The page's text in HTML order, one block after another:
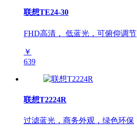
联想TE24-30
FHD高清， 低蓝光，可俯仰调节
￥
639
联想T2224R
过滤蓝光，商务外观，绿色环保